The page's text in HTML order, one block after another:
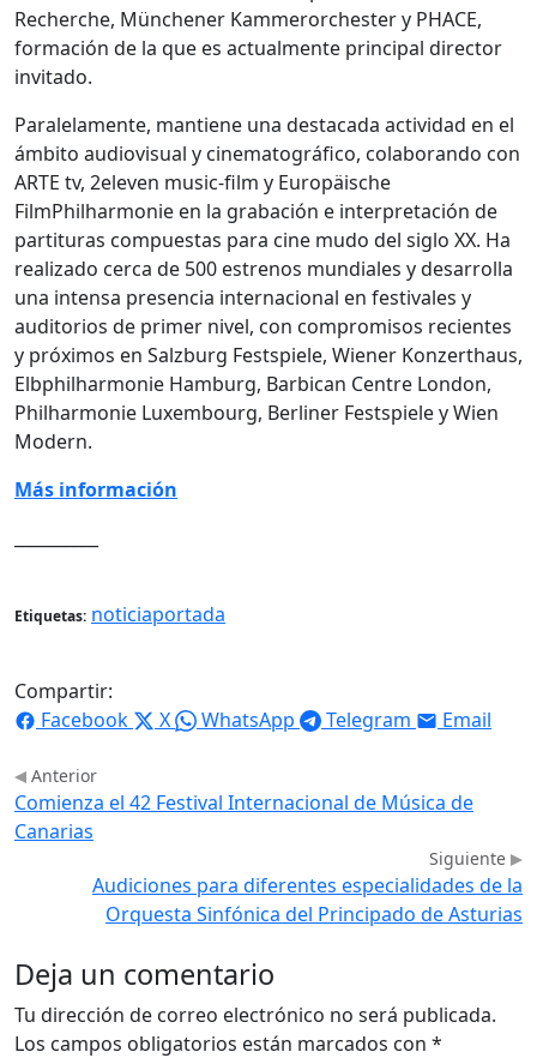
Recherche, Münchener Kammerorchester y PHACE,
formación de la que es actualmente principal director
invitado.
Paralelamente, mantiene una destacada actividad en el
ámbito audiovisual y cinematográfico, colaborando con
ARTE tv, 2eleven music-film y Europäische
FilmPhilharmonie en la grabación e interpretación de
partituras compuestas para cine mudo del siglo XX. Ha
realizado cerca de 500 estrenos mundiales y desarrolla
una intensa presencia internacional en festivales y
auditorios de primer nivel, con compromisos recientes
y próximos en Salzburg Festspiele, Wiener Konzerthaus,
Elbphilharmonie Hamburg, Barbican Centre London,
Philharmonie Luxembourg, Berliner Festspiele y Wien
Modern.
Más información
Etiquetas: noticiaportada
Compartir:
Facebook
X WhatsApp Telegram Email
Anterior
Comienza el 42 Festival Internacional de Música de
Canarias
Siguiente
Audiciones para diferentes especialidades de la
Orquesta Sinfónica del Principado de Asturias
Deja un comentario
Tu dirección de correo electrónico no será publicada.
Los campos obligatorios están marcados con *